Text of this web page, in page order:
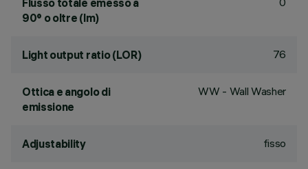
Flusso totale emesso a
90° o oltre (lm)
Light output ratio (LOR) 76
Ottica e angolo di
emissione
WW - Wall Washer
Adjustability fisso